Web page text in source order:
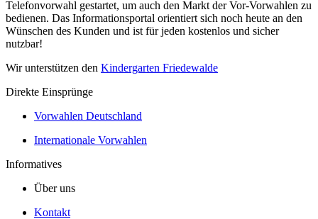
Telefonvorwahl gestartet, um auch den Markt der Vor-Vorwahlen zu
bedienen. Das Informationsportal orientiert sich noch heute an den
Wünschen des Kunden und ist für jeden kostenlos und sicher
nutzbar!
Wir unterstützen den Kindergarten Friedewalde
Direkte Einsprünge
Vorwahlen Deutschland
Internationale Vorwahlen
Informatives
Über uns
Kontakt